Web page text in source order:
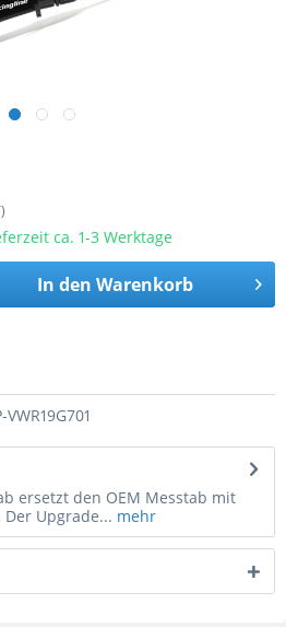
ca. 1-3 Werktage
In den Warenkorb
VWR19G701
ersetzt den OEM Messtab mit
Upgrade... mehr